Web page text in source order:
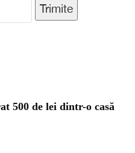
Trimite
500 de lei dintr-o casă